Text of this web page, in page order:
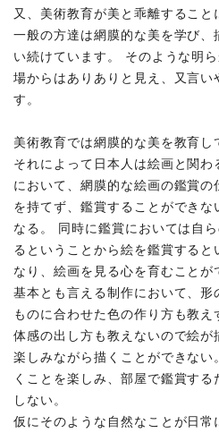
又、美術教育が美と乖離するこ
一般の方達は網膜的な美を学び、
い続けています。 そのような明
場からはありありと見え、又言
す。
美術教育では網膜的な美を教育し
それによって日本人は絵画と関
において、網膜的な絵画の鑑賞
を持てず、鑑賞することができな
なる。 同時に鑑賞においては自
るということから絵を鑑賞すると
なり、絵画を見る心を育むこと
基本とも言える制作において、形
ものに合わせた色の作り方も教
体感の出し方も教えないので絵が
楽しみながら描くことができな
くことを楽しみ、部屋で鑑賞す
しない。
仮にそのような自然なことが日